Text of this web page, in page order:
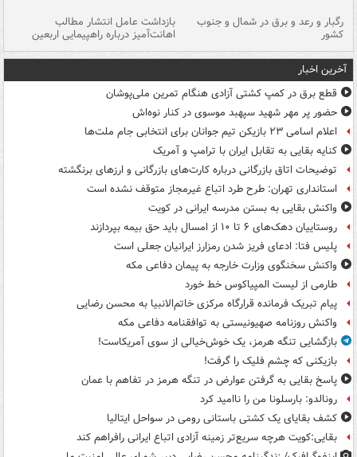
رگبار و رعد و برق در شمال و جنوب
کشور
بازداشت عامل انتشار مطالب
اهانت‌آمیز درباره راهپیمایی اربعین
آخرین اخبار
قطع برق در کمپ کشتی آزادی هنگام تمرین ملی‌پوشان
حضور پر مهر شهید سپهبد موسوی در کنار نوه‌اش
اعلام اسامی ۲۳ بازیکن تیم جوانان برای انتخابی جام ملت‌ها
کنایه بقایی به تقابل ایران با ترامپ و آمریک
توضیحات اتاق بازرگانی درباره کارت‌های بازرگانی و ارزهای برنگشته
استانداری تهران: طرح طرد اتباع غیرمجاز متوقف نشده است
واکنش بقایی به بستن مدرسه ایرانی در کویت
روستاییان دهک‌های ۶ تا ۱۰ از امسال باید حق بیمه بپردازند
پلیس فتا: ادعای فریز شدن رمزارز ایرانیان جعلی است
واکنش سخنگوی وزارت خارجه به پیمان دفاعی مکه
طارمی از لیست المپیاکوس خط خورد
پیام تبریک فرمانده قرارگاه مرکزی خاتم‌الانبیا به محسن رضایی
واکنش روزنامه صهیونیستی به توافقنامه دفاعی مکه
بازگشایی تنگه هرمز، یک خوش‌خیالی از سوی آمریکاست!
بازیکنی که چشم فلیک را گرفت!
پاسخ بقایی به گرفتن عوارض در تنگه هرمز در تفاهم با عمان
رونالدو: بارسلونا من را ناامید کرد
کشف بقایای یک کشتی باستانی رومی در سواحل ایتالیا
بقایی:کویت هرچه سریع‌تر زمینه آزادی اتباع ایرانی رافراهم کند